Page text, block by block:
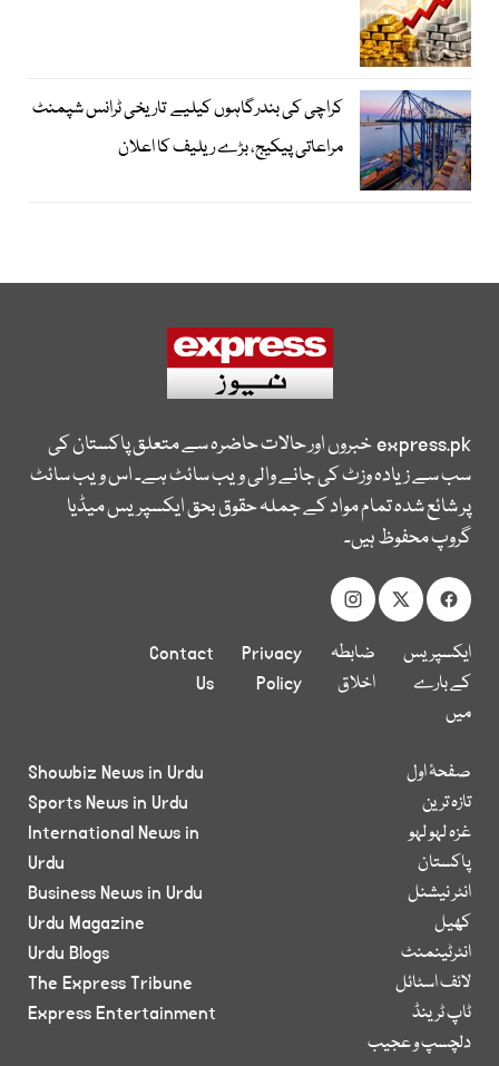
کراچی کی بندرگاہوں کیلیے تاریخی ٹرانس شپمنٹ
مراعاتی پیکیج، بڑے ریلیف کا اعلان
express.pkخبروں اور حالات حاضرہ سے متعلق پاکستان کی
سب سے زیادہ وزٹ کی جانے والی ویب سائٹ ہے۔ اس ویب سائٹ
پر شائع شدہ تمام مواد کے جملہ حقوق بحق ایکسپریس میڈیا
گروپ محفوظ ہیں۔
ایکسپریس
کے بارے
میں
ضابطہ
اخلاق
Privacy
Policy
Contact
Us
صفحۂ اول
تازہ ترین
غزہ لہو لہو
پاکستان
انٹر نیشنل
کھیل
انٹرٹینمنٹ
لائف اسٹائل
ٹاپ ٹرینڈ
دلچسپ و عجیب
Showbiz News in Urdu
Sports News in Urdu
International News in
Urdu
Business News in Urdu
Urdu Magazine
Urdu Blogs
The Express Tribune
Express Entertainment